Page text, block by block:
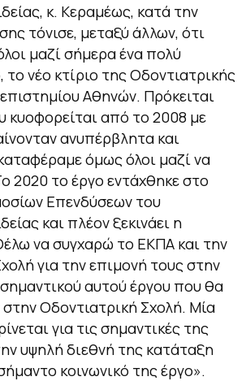
κ. Κεραμέως, κατά την
τόνισε, μεταξύ άλλων, ότι
μαζί σήμερα ένα πολύ
το νέο κτίριο της Οδοντιατρικής
Αθηνών. Πρόκειται
κυοφορείται από το 2008 με
ανυπέρβλητα και
όμως όλοι μαζί να
2020 το έργο εντάχθηκε στο
Επενδύσεων του
και πλέον ξεκινάει η
να συγχαρώ το ΕΚΠΑ και την
για την επιμονή τους στην
αυτού έργου που θα
Οδοντιατρική Σχολή. Μία
για τις σημαντικές της
υψηλή διεθνή της κατάταξη
κοινωνικό της έργο».